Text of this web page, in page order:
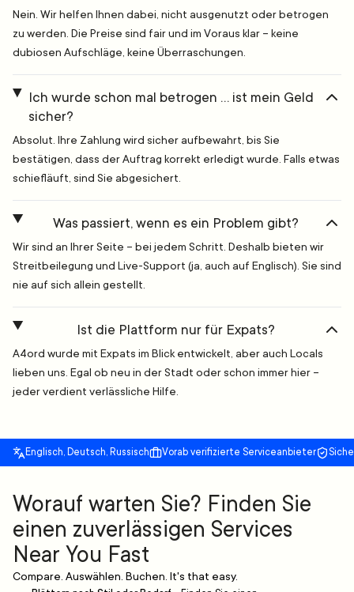
Nein. Wir helfen Ihnen dabei, nicht ausgenutzt oder betrogen
zu werden. Die Preise sind fair und im Voraus klar – keine
dubiosen Aufschläge, keine Überraschungen.
Ich wurde schon mal betrogen … ist mein Geld
sicher?
Absolut. Ihre Zahlung wird sicher aufbewahrt, bis Sie
bestätigen, dass der Auftrag korrekt erledigt wurde. Falls etwas
schiefläuft, sind Sie abgesichert.
Was passiert, wenn es ein Problem gibt?
Wir sind an Ihrer Seite – bei jedem Schritt. Deshalb bieten wir
Streitbeilegung und Live-Support (ja, auch auf Englisch). Sie sind
nie auf sich allein gestellt.
Ist die Plattform nur für Expats?
A4ord wurde mit Expats im Blick entwickelt, aber auch Locals
lieben uns. Egal ob neu in der Stadt oder schon immer hier –
jeder verdient verlässliche Hilfe.
Englisch, Deutsch, Russisch Vorab verifizierte Serviceanbieter
Worauf warten Sie? Finden Sie
einen zuverlässigen Services
Near You Fast
Compare. Auswählen. Buchen. It's that easy.